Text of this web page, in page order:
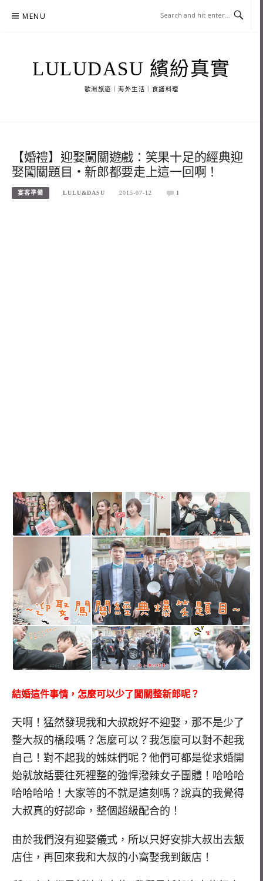
MENU
LULUDASU 繽紛真實
歐洲旅遊｜海外生活｜食譜料理
【婚禮】迎娶闖關遊戲：笑果十足的經典迎
娶闖關題目‧新郎都要走上這一回啊！
宴客準備 LULU&DASU 2015-07-12 1
結婚這件事情，怎麼可以少了闖關整新郎呢？
天啊！猛然發現我和大叔說好不迎娶，那不是少了
整大叔的橋段嗎？怎麼可以？我怎麼可以對不起我
自己！對不起我的姊妹們呢？他們可都是從求婚開
始就放話要往死裡整的強悍潑辣女子團體！哈哈哈
哈哈哈哈！大家等的不就是這刻嗎？說真的我覺得
大叔真的好認命，整個超級配合的！
由於我們沒有迎娶儀式，所以只好安排大叔出去飯
店住，再回來我和大叔的小窩娶我到飯店！